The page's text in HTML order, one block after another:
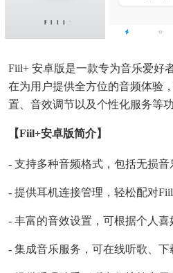
Fiil+ 安卓版是一款专为音乐爱好
在为用户提供全方位的音频体验
置、音效调节以及个性化服务等功
【fiil+安卓版简介】
- 支持多种音频格式，包括无损音
- 提供耳机连接管理，轻松配对
- 丰富的音效设置，可根据个人喜
- 集成音乐服务，可在线听歌、下